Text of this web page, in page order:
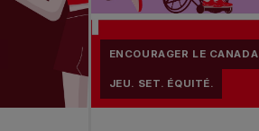
ENCOURAGER LE CANADA
JEU. SET. ÉQUITÉ.